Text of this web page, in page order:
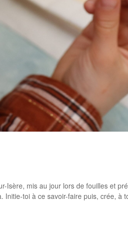
Isère, mis au jour lors de fouilles et
Initie-toi à ce savoir-faire puis, crée, à